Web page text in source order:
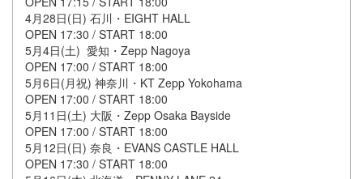
4月28日(日) 石川・EIGHT HALL
OPEN 17:30 / START 18:00
5月4日(土) 愛知・Zepp Nagoya
OPEN 17:00 / START 18:00
5月6日(月祝) 神奈川・KT Zepp Yokohama
OPEN 17:00 / START 18:00
5月11日(土) 大阪・Zepp Osaka Bayside
OPEN 17:00 / START 18:00
5月12日(日) 奈良・EVANS CASTLE HALL
OPEN 17:30 / START 18:00